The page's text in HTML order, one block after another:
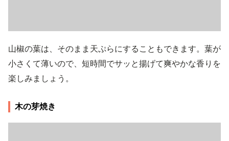
山椒の葉は、そのまま天ぷらにすることもできます。葉が
小さくて薄いので、短時間でサッと揚げて爽やかな香りを
楽しみましょう。
木の芽焼き